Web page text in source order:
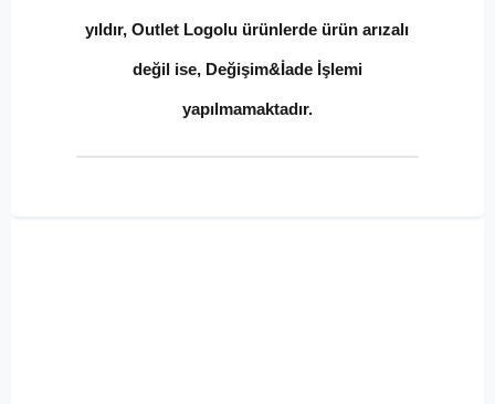
yıldır, Outlet Logolu ürünlerde ürün arızalı
değil ise, Değişim&İade İşlemi
yapılmamaktadır.